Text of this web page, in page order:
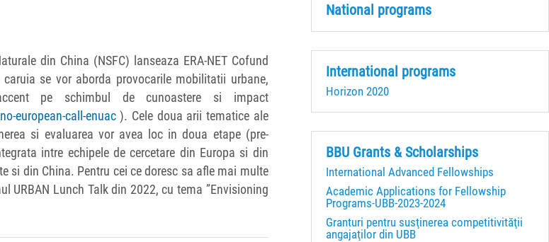
din China (NSFC) lanseaza ERA-NET Cofund
se vor aborda provocarile mobilitatii urbane,
pe schimbul de cunoastere si impact
european-call-enuac). Cele doua arii tematice ale
si evaluarea vor avea loc in doua etape (pre-
intre echipele de cercetare din Europa si din
si din China. Pentru cei ce doresc sa afle mai multe
URBAN Lunch Talk din 2022, cu tema ”Envisioning
National programs
International programs
Horizon 2020
BBU Grants & Scholarships
International Advanced Fellowships
Academic Applications for Fellowship
Programs-UBB-2023-2024
Granturi pentru susţinerea competitivităţii
angajaţilor din UBB